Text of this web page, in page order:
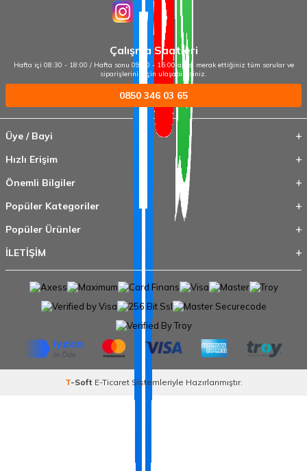
Çalışma Saatleri
Hafta içi 08:30 - 18:00 / Hafta sonu 09:00 - 15:00 arası merak ettiğiniz tüm sorular ve
siparişleriniz için ulaşabilirsiniz.
0850 346 03 65
Üye / Bayi
Hızlı Erişim
Önemli Bilgiler
Popüler Kategoriler
Popüler Ürünler
İLETİŞİM
T-Soft E-TicaretSistemleriyle Hazırlanmıştır.